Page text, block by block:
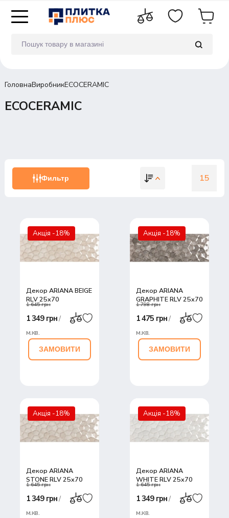
ГоловнаВиробникECOCERAMIC
ECOCERAMIC
Фильтр 15
30
Акція -18%
Декор ARIANA BEIGE
RLV 25x70
1 645 грн
1 349 грн/
м.кв.
ЗАМОВИТИ
Акція -18%
Декор ARIANA
GRAPHITE RLV 25x70
1 798 грн
1 475 грн/
м.кв.
ЗАМОВИТИ
Акція -18%
Декор ARIANA
STONE RLV 25x70
1 645 грн
1 349 грн/
м.кв.
Акція -18%
Декор ARIANA
WHITE RLV 25x70
1 645 грн
1 349 грн/
м.кв.